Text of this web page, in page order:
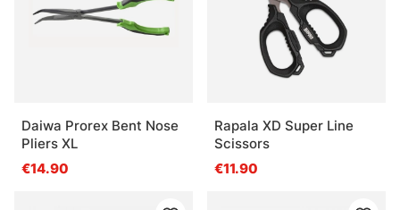
Daiwa Prorex Bent Nose
Pliers XL
€14.90
Rapala XD Super Line
Scissors
€11.90